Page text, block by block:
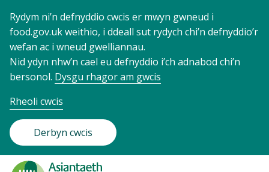
Rydym ni’n defnyddio cwcis er mwyn gwneud i
food.gov.uk weithio, i ddeall sut rydych chi’n defnyddio’r
wefan ac i wneud gwelliannau.
Nid ydyn nhw’n cael eu defnyddio i’ch adnabod chi’n
bersonol. Dysgu rhagor am gwcis
Rheoli cwcis
Derbyn cwcis
Food